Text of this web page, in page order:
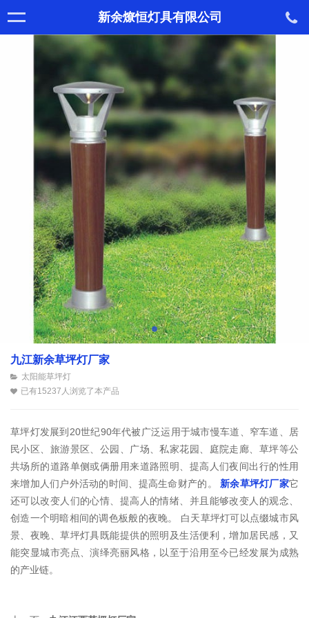
新余燎恒灯具有限公司
九江新余草坪灯厂家
太阳能草坪灯
已有15237人浏览了本产品
草坪灯发展到20世纪90年代被广泛运用于城市慢车道、窄车道、居
民小区、旅游景区、公园、广场、私家花园、庭院走廊、草坪等公
共场所的道路单侧或俩册用来道路照明、提高人们夜间出行的性用
来增加人们户外活动的时间、提高生命财产的。 新余草坪灯厂家它
还可以改变人们的心情、提高人的情绪、并且能够改变人的观念、
创造一个明暗相间的调色板般的夜晚。 白天草坪灯可以点缀城市风
景、夜晚、草坪灯具既能提供的照明及生活便利，增加居民感，又
能突显城市亮点、演绎亮丽风格，以至于沿用至今已经发展为成熟
的产业链。